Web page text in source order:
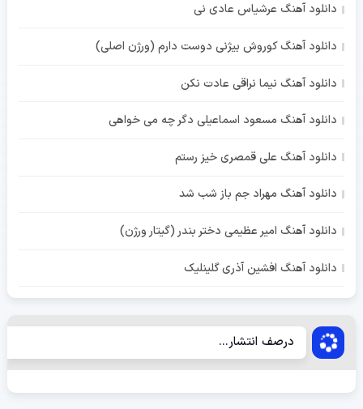
دانلود آهنگ عرشیاس عادی نی
دانلود آهنگ کوروش بیژنی دوست دارم (ورژن اصلی)
دانلود آهنگ نیما نراقی عادت نکن
دانلود آهنگ مسعود اسماعیلی دگر چه می خواهی
دانلود آهنگ علی قمصری خیز رستم
دانلود آهنگ مهراد جم باز شب شد
دانلود آهنگ امیر عظیمی دختر بندر (گیتار ورژن)
دانلود آهنگ افشین آذری گلینلیک
درصف انتشار...